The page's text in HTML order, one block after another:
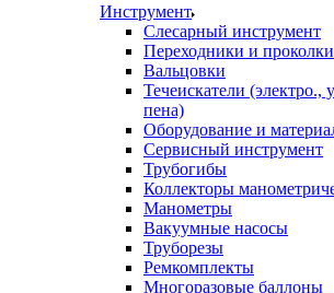
Инструмент
Слесарный инструмент
Переходники и проколки
Вальцовки
Течеискатели (электро.,
пена)
Оборудование и
Сервисный инструмент
Трубогибы
Коллекторы
Манометры
Вакуумные насосы
Труборезы
Ремкомплекты
Многоразовые баллоны